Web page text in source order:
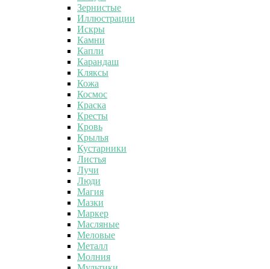
Зернистые
Иллюстрации
Искры
Камни
Капли
Карандаш
Кляксы
Кожа
Космос
Краска
Кресты
Кровь
Крылья
Кустарники
Листья
Лучи
Люди
Магия
Мазки
Маркер
Масляные
Меловые
Металл
Молния